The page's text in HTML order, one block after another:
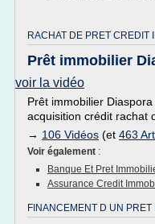
RACHAT DE PRET CREDIT
Prêt immobilier
voir la vidéo
Prêt immobilier
acquisition crédit rachat
→ 106 Vidéos (et 463
Voir également :
Banque Et Pret
Assurance Credit
FINANCEMENT D UN PRET